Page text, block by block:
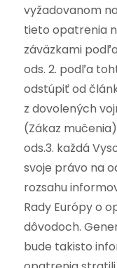
vyžadovanom
tieto opatrenia
záväzkami
ods. 2. podľa
odstúpiť od
z dovolených
(Zákaz
ods.3. každá
svoje právo na
rozsahu
Rady Európy o
dôvodoch.
bude takisto